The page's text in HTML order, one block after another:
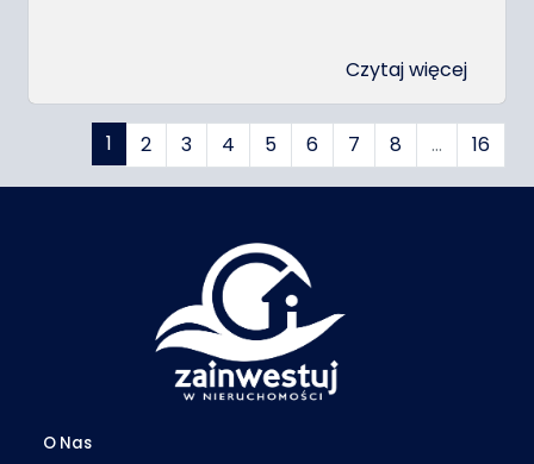
Czytaj więcej
1 2 3 4 5 6 7 8 … 16
O Nas